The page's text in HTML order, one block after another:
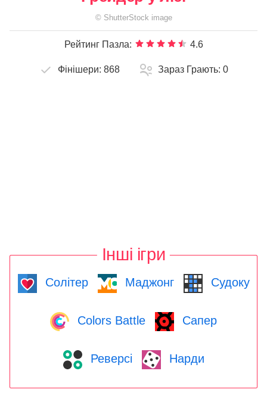
© ShutterStock image
Рейтинг Пазла: 4.6
Фінішери: 868 Зараз Грають: 0
Інші ігри
Солітер Маджонг Судоку
Colors Battle Сапер
Реверсі Нарди